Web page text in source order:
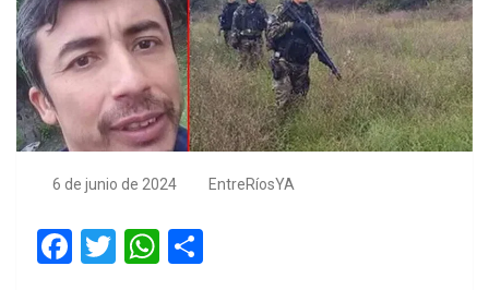
6 de junio de 2024 EntreRíosYA
F
T
W